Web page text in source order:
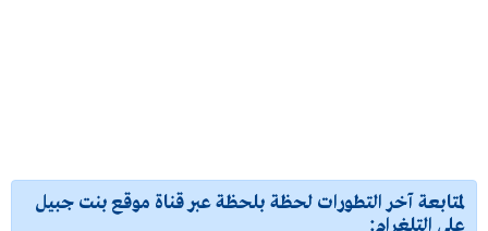
لمتابعة آخر التطورات لحظة بلحظة عبر قناة موقع بنت جبيل
على التلغرام: